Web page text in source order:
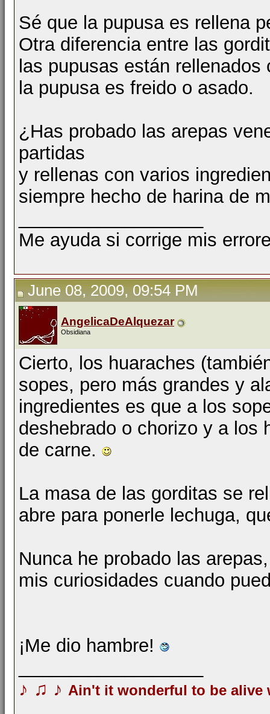
Sé que la pupusa es rellena
Otra diferencia entre las
las pupusas están
la pupusa es freido o asado.
¿Has probado las arepas
partidas
y rellenas con varios
siempre hecho de harina de
Me ayuda si corrige mis
June 08, 2009, 09:54 PM
AngelicaDeAlquezar
Obsidiana
Cierto, los huaraches
sopes, pero más grandes y
ingredientes es que a los
deshebrado o chorizo y a los
de carne.
La masa de las gorditas se
abre para ponerle lechuga,
Nunca he probado las
mis curiosidades cuando
¡Me dio hambre!
♪ ♫ ♪ Ain't it wonderful to be